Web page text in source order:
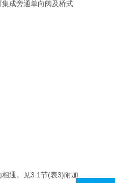
成旁通单向阀及桥式
通。见3.1节(表3)附加